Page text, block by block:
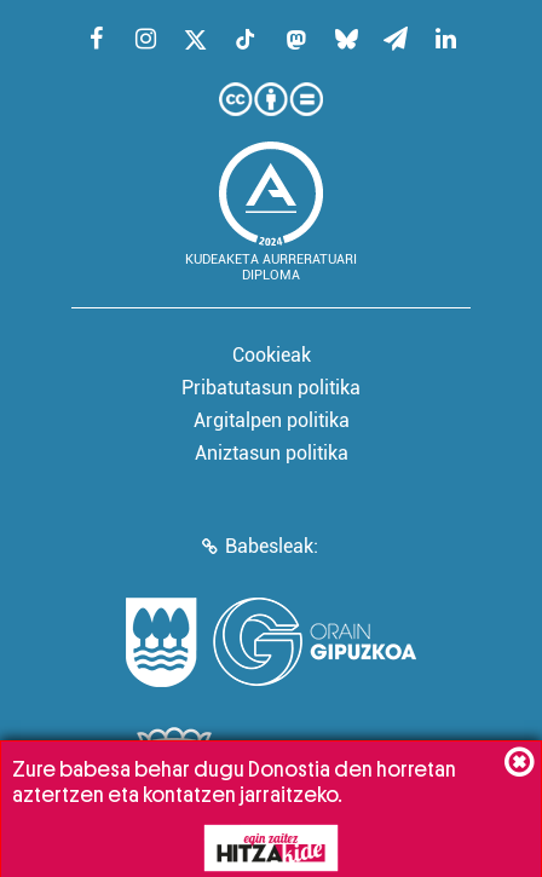
KUDEAKETA AURRERATUARI
DIPLOMA
Cookieak
Pribatutasun politika
Argitalpen politika
Aniztasun politika
Babesleak:
Zure babesa behar dugu Donostia den horretan
aztertzen eta kontatzen jarraitzeko.